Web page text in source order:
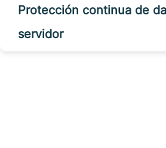
Protección continua de
servidor